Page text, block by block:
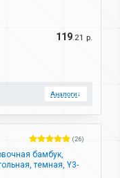
119 .21 р.
Аналоги↓
(26)
бамбук,
темная, Y3-